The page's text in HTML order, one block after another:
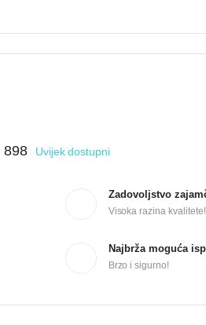
898 Uvijek dostupni
Zadovoljstvo
Visoka razina kvalitete!
Najbrža moguća
Brzo i sigurno!